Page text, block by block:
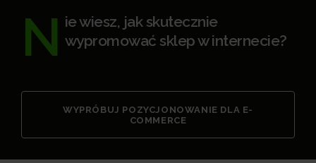
N ie wiesz, jak skutecznie
wypromować sklep w internecie?
WYPRÓBUJ POZYCJONOWANIE DLA E-
COMMERCE